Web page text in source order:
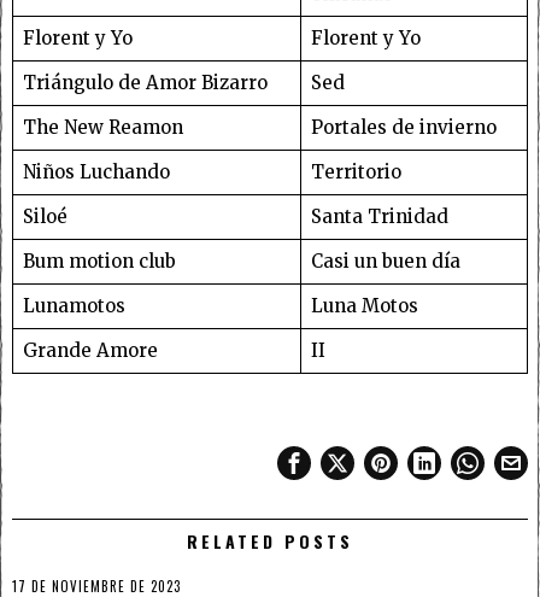
Florent y Yo
Florent y Yo
Triángulo de Amor Bizarro
Sed
The New Reamon
Portales de invierno
Niños Luchando
Territorio
Siloé
Santa Trinidad
Bum motion club
Casi un buen día
Lunamotos
Luna Motos
Grande Amore
II
RELATED POSTS
17 DE NOVIEMBRE DE 2023